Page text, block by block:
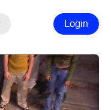
Login